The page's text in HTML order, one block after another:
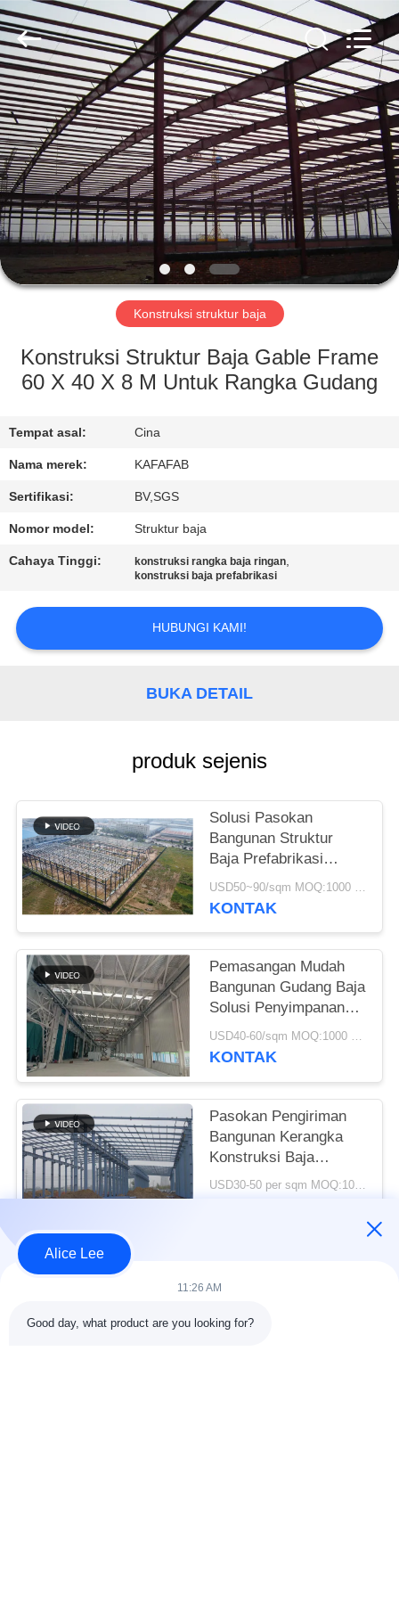
RUMAH
PRODUK
VIDEO
PERTUNJUKAN
VR
TENTANG
KAMI
TUR
PABRIK
KONTROL
HUBUNGI
KAMI
SITEMAP
KEBIJAKAN
PRIVASI
KaFa
Fabrication
Co.,
Ltd..
All
Rights
Reserved.
Konstruksi struktur baja
Konstruksi Struktur Baja Gable Frame
60 X 40 X 8 M Untuk Rangka Gudang
Tempat asal: Cina
Nama merek: KAFAFAB
Sertifikasi: BV,SGS
Nomor model: Struktur baja
Cahaya Tinggi: konstruksi rangka baja ringan,
konstruksi baja prefabrikasi
HUBUNGI KAMI!
BUKA DETAIL
produk sejenis
Solusi Pasokan
Bangunan Struktur
Baja Prefabrikasi
Untuk Industri
USD50~90/sqm MOQ:1000 meter persegi
KONTAK
Pemasangan Mudah
Bangunan Gudang Baja
Solusi Penyimpanan
Ramah Lingkungan
USD40-60/sqm MOQ:1000 meter persegi
KONTAK
Pasokan Pengiriman
Bangunan Kerangka
Konstruksi Baja
Prefabrikasi Kustom
USD30-50 per sqm MOQ:1000 meter persegi
Bad Request
Alice Lee
11:26 AM
Good day, what product are you looking for?